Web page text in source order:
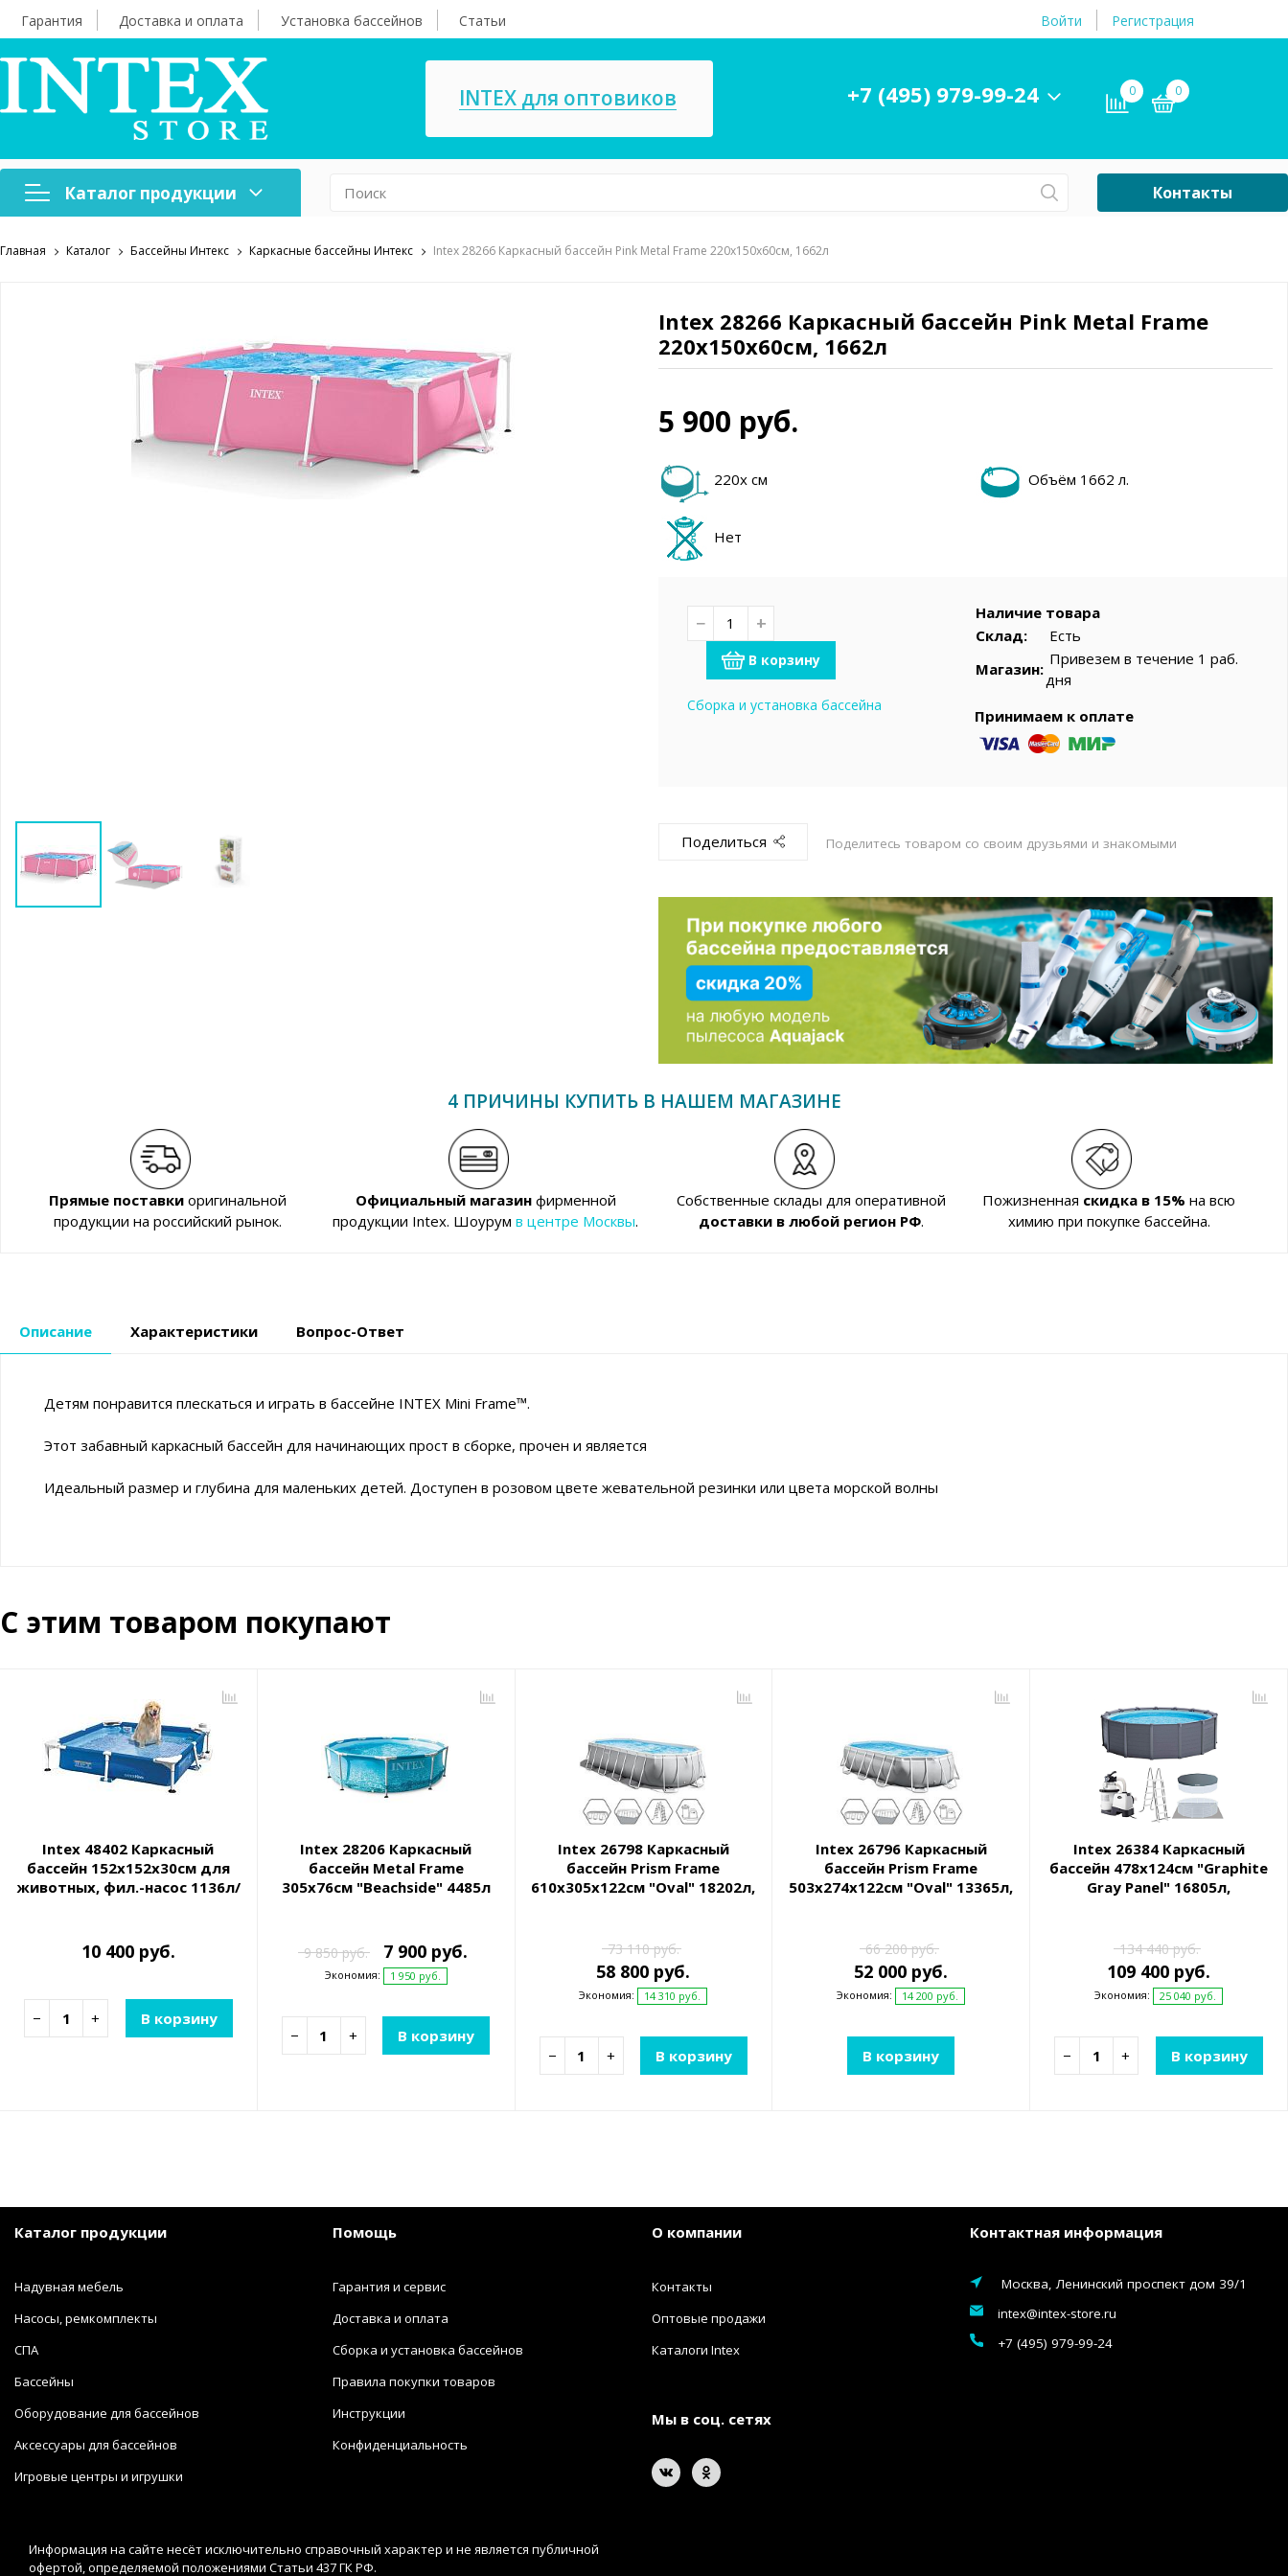
Гарантия Доставка и оплата Установка бассейнов Статьи Войти Регистрация
INTEX для оптовиков +7 (495) 979-99-24 0 0
Каталог продукции
Надувная мебель Насосы, ремкомплекты СПА
игрушки
принадлежности
Надувные лодки и
аксессуары
Химия для бассейнов Запчасти для бассейнов
Воздушные насосы Ремкомплекты Уцененный Товар
Контакты
Главная Каталог Бассейны Интекс Каркасные бассейны Интекс Intex 28266 Каркасный бассейн Pink Metal Frame 220х150х60см, 1662л
Intex 28266 Каркасный бассейн Pink Metal Frame
220х150х60см, 1662л
5 900 руб.
220х см Объём 1662 л.
Нет
− +
В корзину
Сборка и установка бассейна
Наличие товара
Склад:
Есть
Магазин:
Привезем в течение 1 раб.
дня
Принимаем к оплате
Поделиться Поделитесь товаром со своим друзьями и знакомыми
4 ПРИЧИНЫ КУПИТЬ В НАШЕМ МАГАЗИНЕ
Прямые поставкиоригинальной
продукции на российский рынок.
Официальный магазинфирменной
продукции Intex. Шоурумв центре Москвы.
Собственные склады для оперативной
доставки в любой регион РФ.
Пожизненная скидка в 15% на всю
химию при покупке бассейна.
Описание Характеристики Вопрос-Ответ
Детям понравится плескаться и играть в бассейне INTEX Mini Frame™.
Этот забавный каркасный бассейн для начинающих прост в сборке, прочен и является
Идеальный размер и глубина для маленьких детей. Доступен в розовом цвете жевательной резинки или цвета морской волны
С этим товаром покупают
Intex 48402 Каркасный
бассейн 152х152х30см для
животных, фил.-насос 1136л/
10 400 руб.
− + В корзину
Intex 28206 Каркасный
бассейн Metal Frame
305х76см "Beachside" 4485л
9 850 руб. 7 900 руб.
Экономия: 1 950 руб.
− + В корзину
Intex 26798 Каркасный
бассейн Prism Frame
610х305x122см "Oval" 18202л,
73 110 руб.
58 800 руб.
Экономия: 14 310 руб.
− + В корзину
Intex 26796 Каркасный
бассейн Prism Frame
503х274x122см "Oval" 13365л,
66 200 руб.
52 000 руб.
Экономия: 14 200 руб.
В корзину
Intex 26384 Каркасный
бассейн 478х124см "Graphite
Gray Panel" 16805л,
134 440 руб.
109 400 руб.
Экономия: 25 040 руб.
− + В корзину
Каталог продукции
Надувная мебель
Насосы, ремкомплекты
СПА
Бассейны
Оборудование для бассейнов
Аксессуары для бассейнов
Игровые центры и игрушки
Помощь
Гарантия и сервис
Доставка и оплата
Сборка и установка бассейнов
Правила покупки товаров
Инструкции
Конфиденциальность
О компании
Контакты
Оптовые продажи
Каталоги Intex
Мы в соц. сетях
Контактная информация
Москва, Ленинский проспект дом 39/1
intex@intex-store.ru
+7 (495) 979-99-24
Информация на сайте несёт исключительно справочный характер и не является публичной
офертой, определяемой положениями Статьи 437 ГК РФ.